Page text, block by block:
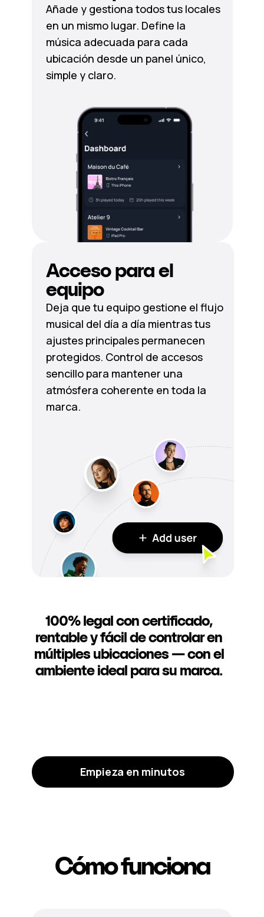
Añade y gestiona todos tus locales
en un mismo lugar. Define la
música adecuada para cada
ubicación desde un panel único,
simple y claro.
Acceso para el
equipo
Deja que tu equipo gestione el flujo
musical del día a día mientras tus
ajustes principales permanecen
protegidos. Control de accesos
sencillo para mantener una
atmósfera coherente en toda la
marca.
100% legal con certificado,
rentable y fácil de controlar en
múltiples ubicaciones — con el
ambiente ideal para su marca.
Empieza en minutos
Cómo funciona